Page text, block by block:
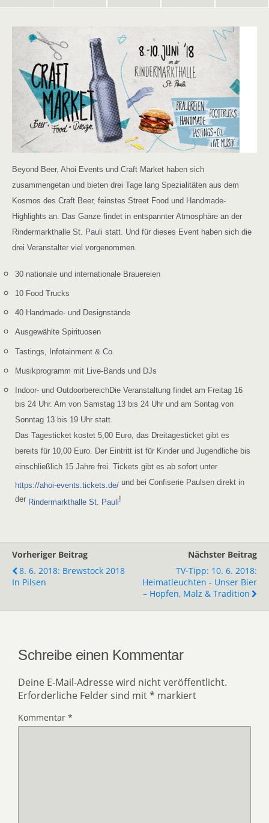
Beyond Beer, Ahoi Events und Craft Market haben sich
zusammengetan und bieten drei Tage lang Spezialitäten aus dem
Kosmos des Craft Beer, feinstes Street Food und Handmade-
Highlights an. Das Ganze findet in entspannter Atmosphäre an der
Rindermarkthalle St. Pauli statt. Und für dieses Event haben sich die
drei Veranstalter viel vorgenommen.
30 nationale und internationale Brauereien
10 Food Trucks
40 Handmade- und Designstände
Ausgewählte Spirituosen
Tastings, Infotainment & Co.
Musikprogramm mit Live-Bands und DJs
Indoor- und OutdoorbereichDie Veranstaltung findet am Freitag 16
bis 24 Uhr. Am von Samstag 13 bis 24 Uhr und am Sontag von
Sonntag 13 bis 19 Uhr statt.
Das Tagesticket kostet 5,00 Euro, das Dreitagesticket gibt es
bereits für 10,00 Euro. Der Eintritt ist für Kinder und Jugendliche bis
einschließlich 15 Jahre frei. Tickets gibt es ab sofort unter
https://ahoi-events.tickets.de/ und bei Confiserie Paulsen direkt in
der Rindermarkthalle St. Pauli!
Vorheriger Beitrag
8. 6. 2018: Brewstock 2018
In Pilsen
Nächster Beitrag
TV-Tipp: 10. 6. 2018:
Heimatleuchten - Unser Bier
– Hopfen, Malz & Tradition
Schreibe einen Kommentar
Deine E-Mail-Adresse wird nicht veröffentlicht.
Erforderliche Felder sind mit* markiert
Kommentar *